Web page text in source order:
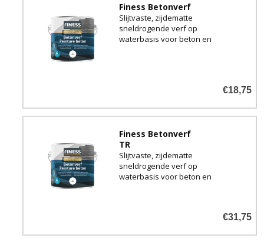
Finess Betonverf
Slijtvaste, zijdematte
sneldrogende verf op
waterbasis voor beton en
€18,75
Finess Betonverf
TR
Slijtvaste, zijdematte
sneldrogende verf op
waterbasis voor beton en
Gelieve uw kleurnummer voor€31,75